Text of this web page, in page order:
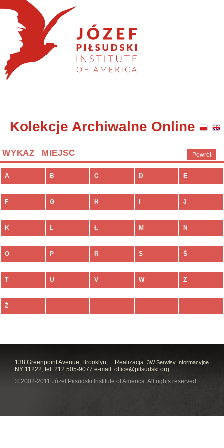
Kolekcje Archiwalne Online
Powrót
WYKAZ MIEJSC
A B C D E
F G H J
K L Ł M N
O P R S Ś
T U V W Z
Ż
Realizacja: 3W Serwisy Informacyjne
138 Greenpoint Avenue, Brooklyn,
NY 11222, tel. 212 505-9077 e-mail: office@pilsudski.org
© 2002-2011 Józef Piłsudski Institute of America. All rights reserved.